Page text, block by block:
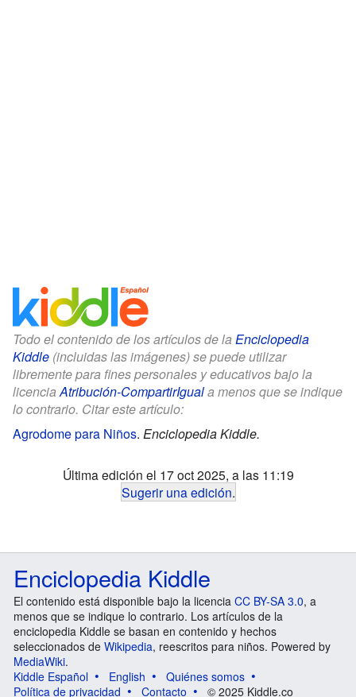
Todo el contenido de los artículos de la Enciclopedia
Kiddle (incluidas las imágenes) se puede utilizar
libremente para fines personales y educativos bajo la
licenciaAtribución-CompartirIguala menos que se indique
lo contrario. Citar este artículo:
Agrodome para Niños. Enciclopedia Kiddle.
Última edición el 17 oct 2025, a las 11:19
Sugerir una edición.
Enciclopedia Kiddle
El contenido está disponible bajo la licencia CC BY-SA 3.0, a
menos que se indique lo contrario. Los artículos de la
enciclopedia Kiddle se basan en contenido y hechos
seleccionados de Wikipedia, reescritos para niños. Powered by
MediaWiki.
Kiddle Español
English
Quiénes somos
Política de privacidad
Contacto © 2025 Kiddle.co